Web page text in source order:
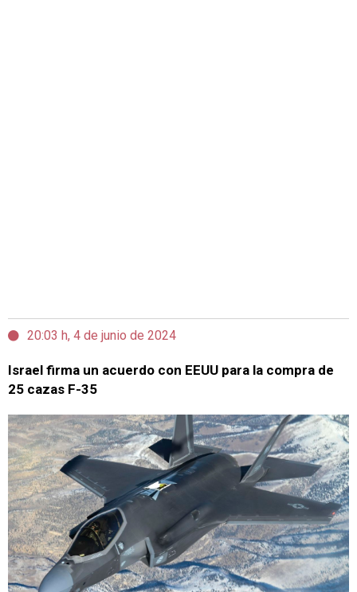
20:03 h, 4 de junio de 2024
Israel firma un acuerdo con EEUU para la compra de
25 cazas F-35